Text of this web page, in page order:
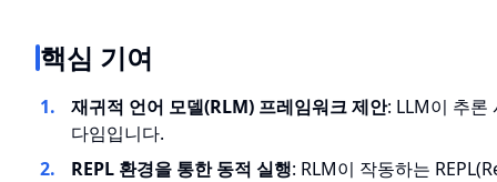
핵심 기여
재귀적 언어 모델(RLM) 프레임워크 제안: LLM이 추론
다임입니다.
REPL 환경을 통한 동적 실행: RLM이 작동하는